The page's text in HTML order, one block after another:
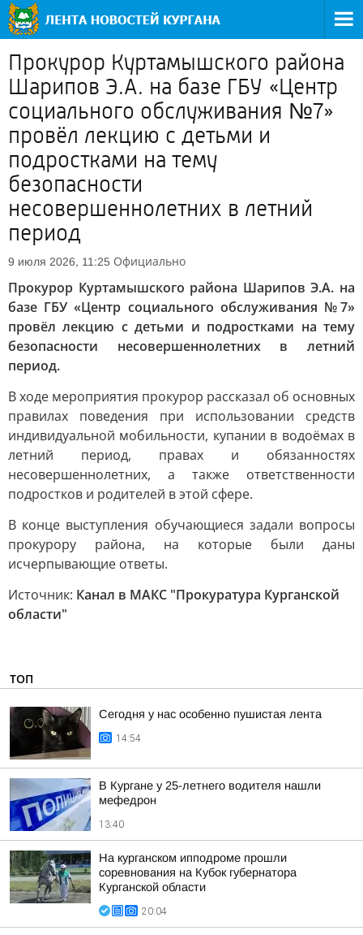
Прокурор Куртамышского района
Шарипов Э.А. на базе ГБУ «Центр
социального обслуживания №7»
провёл лекцию с детьми и
подростками на тему
безопасности
несовершеннолетних в летний
период
9 июля 2026, 11:25 Официально
Прокурор Куртамышского района Шарипов Э.А. на
базе ГБУ «Центр социального обслуживания №7»
провёл лекцию с детьми и подростками на тему
безопасности несовершеннолетних в летний
период.
В ходе мероприятия прокурор рассказал об основных
правилах поведения при использовании средств
индивидуальной мобильности, купании в водоёмах в
летний период, правах и обязанностях
несовершеннолетних, а также ответственности
подростков и родителей в этой сфере.
В конце выступления обучающиеся задали вопросы
прокурору района, на которые были даны
исчерпывающие ответы.
Источник: Канал в МАКС "Прокуратура Курганской
области"
ТОП
Сегодня у нас особенно пушистая лента
14:54
В Кургане у 25-летнего водителя нашли
мефедрон
13:40
На курганском ипподроме прошли
соревнования на Кубок губернатора
Курганской области
20:04